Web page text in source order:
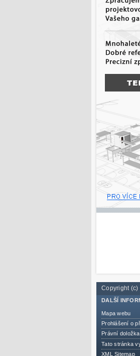
Copyright (c)
DALŠÍ
Mapa webu
Prohlášení o
Právní doložka
Tato stránka
XML Sitemap